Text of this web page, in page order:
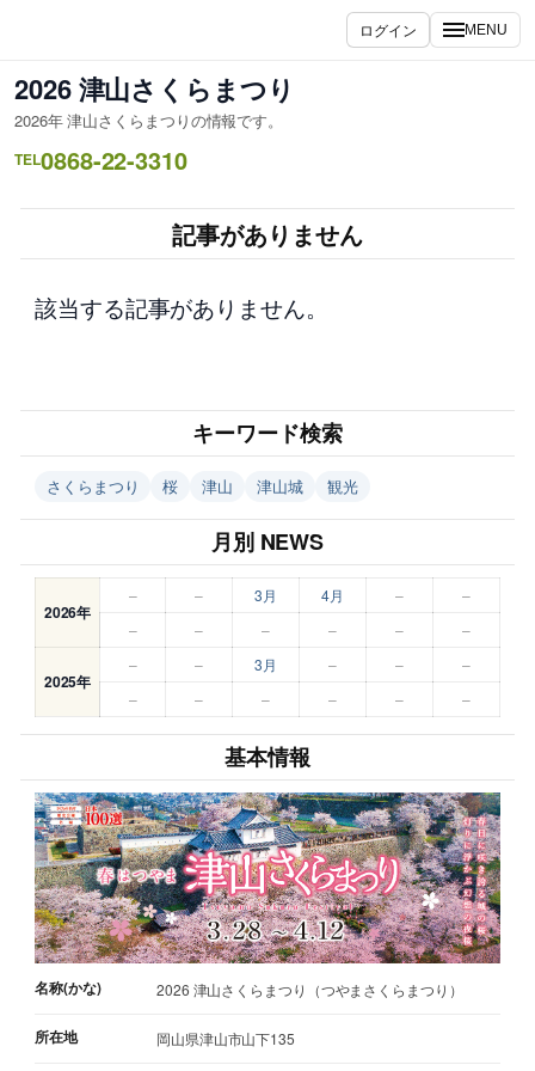
を
ス
キ
ッ
ログイン MENU
2026 津山さくらまつり
2026年 津山さくらまつりの情報です。
TEL0868-22-3310
記事がありません
該当する記事がありません。
キーワード検索
さくらまつり 桜 津山 津山城 観光
月別 NEWS
2026年
– – 3月 4月 –
–
–
– – – – –
2025年
– – 3月 – –
–
–
– – – – –
基本情報
名称(かな) 2026 津山さくらまつり（つやまさくらまつり）
所在地 岡山県津山市山下135